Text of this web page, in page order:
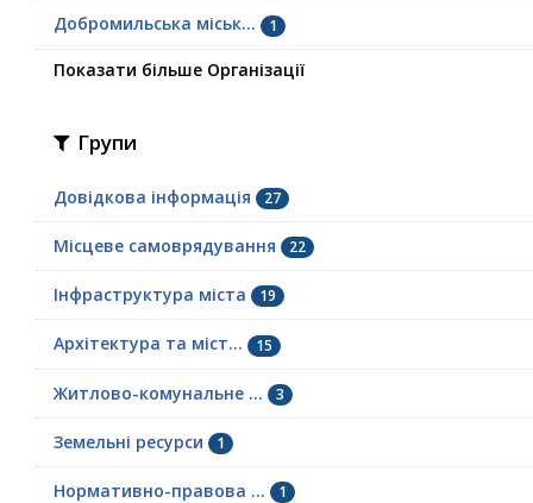
Добромильська міськ... 1
Показати більше Організації
Групи
Довідкова інформація 27
Місцеве самоврядування 22
Інфраструктура міста 19
Архітектура та міст... 15
Житлово-комунальне ... 3
Земельні ресурси 1
Нормативно-правова ... 1